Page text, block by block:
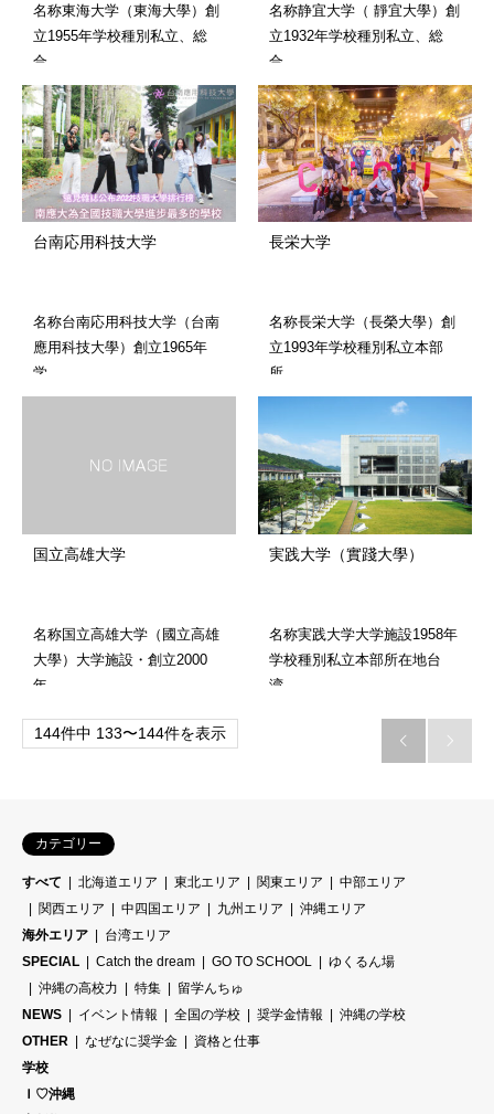
名称東海大学（東海大學）創
立1955年学校種別私立、総
合…
名称静宜大学（ 靜宜大學）創
立1932年学校種別私立、総
合…
台南応用科技大学
名称台南応用科技大学（台南
應用科技大學）創立1965年
学…
長栄大学
名称長栄大学（長榮大學）創
立1993年学校種別私立本部
所…
国立高雄大学
名称国立高雄大学（國立高雄
大學）大学施設・創立2000
年…
実践大学（實踐大學）
名称実践大学大学施設1958年
学校種別私立本部所在地台
湾…
144件中 133〜144件を表示  
カテゴリー
すべて 北海道エリア 東北エリア 関東エリア
中部エリア
関西エリア
中四国エリア 九州エリア
沖縄エリア
海外エリア
台湾エリア
SPECIAL
Catch the dream GO TO SCHOOL
ゆくるん場
沖縄の高校力
特集
留学んちゅ
NEWS
イベント情報 全国の学校 奨学金情報
沖縄の学校
OTHER
なぜなに奨学金
資格と仕事
学校
Ｉ♡沖縄